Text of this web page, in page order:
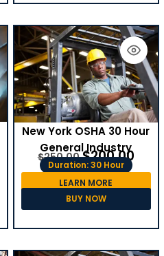
New York OSHA 30 Hour
General Industry
$250.00 $200.00
Duration: 30 Hour
LEARN MORE
BUY NOW